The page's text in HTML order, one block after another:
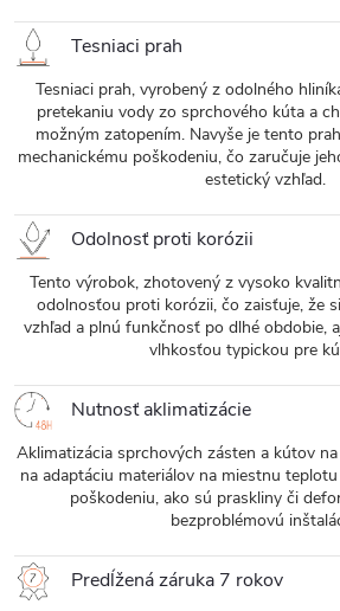
Tesniaci prah
Tesniaci prah, vyrobený z odolného
pretekaniu vody zo sprchového kúta a
možným zatopením. Navyše je tento
mechanickému poškodeniu, čo zaručuje
estetický vzhľad.
Odolnosť proti korózii
Tento výrobok, zhotovený z vysoko
odolnosťou proti korózii, čo zaisťuje, že
vzhľad a plnú funkčnosť po dlhé obdobie,
vlhkosťou typickou pre
Nutnosť aklimatizácie
Aklimatizácia sprchových zásten a kútov
na adaptáciu materiálov na miestnu
poškodeniu, ako sú praskliny či
bezproblémovú
Predĺžená záruka 7 rokov